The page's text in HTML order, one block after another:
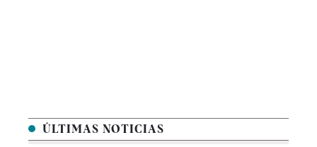
ÚLTIMAS NOTICIAS